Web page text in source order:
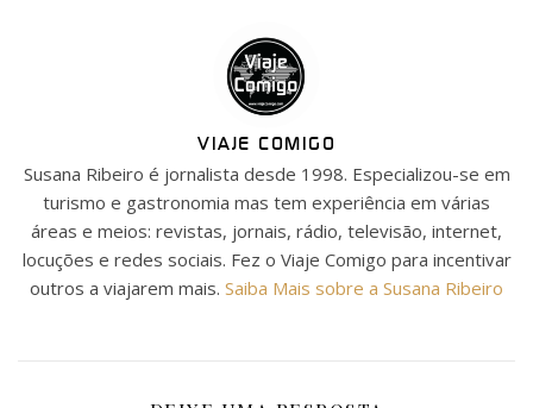
VIAJE COMIGO
Susana Ribeiro é jornalista desde 1998. Especializou-se em
turismo e gastronomia mas tem experiência em várias
áreas e meios: revistas, jornais, rádio, televisão, internet,
locuções e redes sociais. Fez o Viaje Comigo para incentivar
outros a viajarem mais. Saiba Mais sobre a Susana Ribeiro